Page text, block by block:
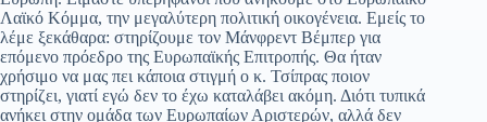
Λαϊκό Κόμμα, την μεγαλύτερη πολιτική οικογένεια. Εμείς το
λέμε ξεκάθαρα: στηρίζουμε τον Μάνφρεντ Βέμπερ για
επόμενο πρόεδρο της Ευρωπαϊκής Επιτροπής. Θα ήταν
χρήσιμο να μας πει κάποια στιγμή ο κ. Τσίπρας ποιον
στηρίζει, γιατί εγώ δεν το έχω καταλάβει ακόμη. Διότι τυπικά
ανήκει στην ομάδα των Ευρωπαίων Αριστερών, αλλά δεν